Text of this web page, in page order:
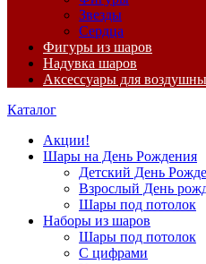
Звезды
Сердца
Фигуры из шаров
Надувка шаров
Аксессуары для
Каталог
Акции!
Шары на День Рождения
Детский День
Взрослый День
Шары под потолок
Наборы из шаров
Шары под потолок
С цифрами